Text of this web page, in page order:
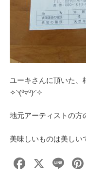
ユーキさんに頂いた、
✧⁠◝⁠(⁠⁰⁠▿⁠⁰⁠)⁠◜⁠✧
地元アーティストの方
美味しいものは美しい
F
X
Li